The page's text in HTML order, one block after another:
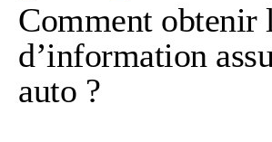
Comment obtenir
d’information
auto ?